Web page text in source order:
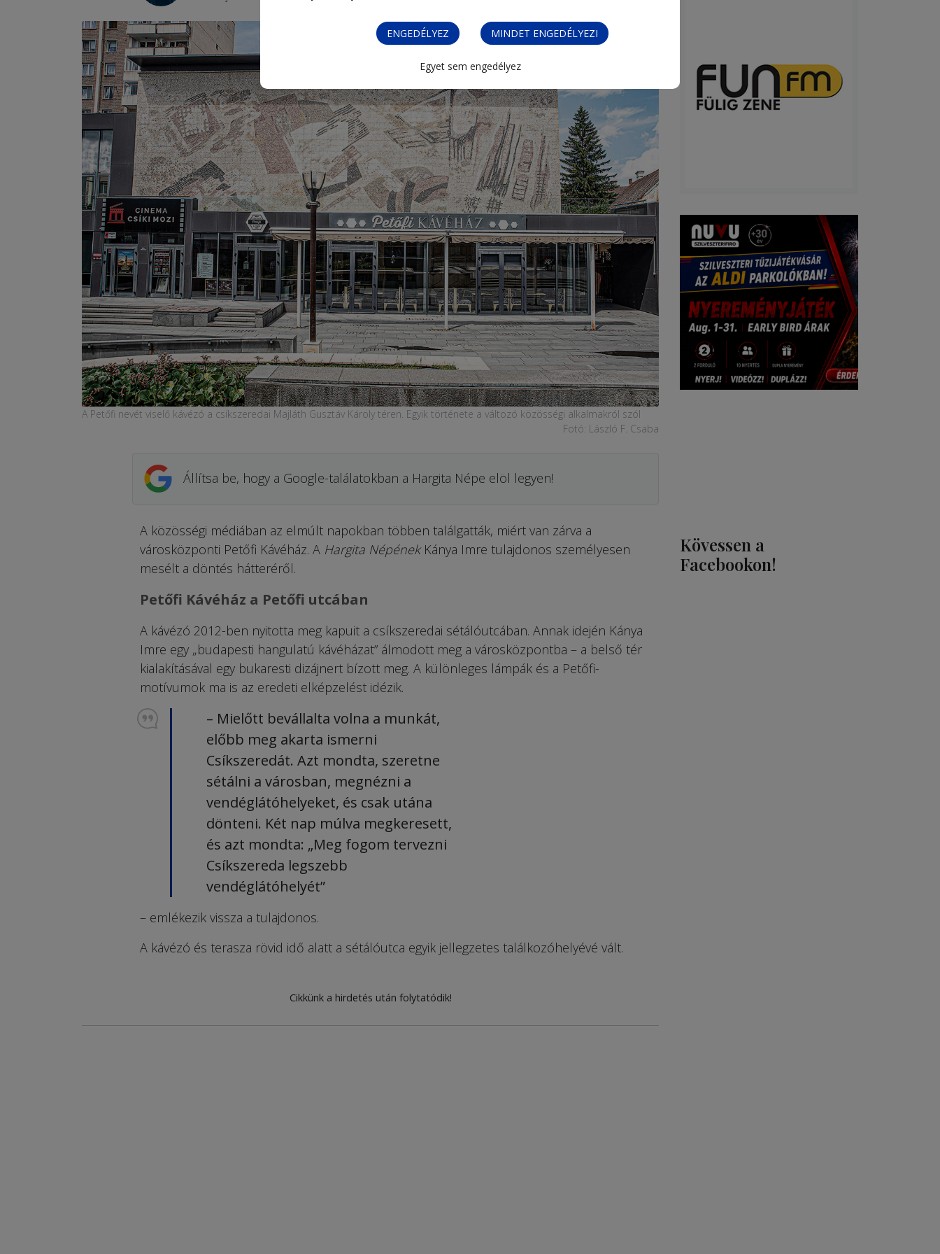
ENGEDÉLYEZ MINDET ENGEDÉLYEZI
Egyet sem engedélyez
A Petőfi nevét viselő kávézó a csíkszeredai Majláth Gusztáv Károly téren. Egyik története a változó közösségi alkalmakról szól
Fotó: László F. Csaba
Állítsa be, hogy a Google-találatokban a Hargita Népe elöl legyen!
A közösségi médiában az elmúlt napokban többen találgatták, miért van zárva a
városközponti Petőfi Kávéház. A Hargita NépénekKánya Imre tulajdonos személyesen
mesélt a döntés hátteréről.
Petőfi Kávéház a Petőfi utcában
A kávézó 2012-ben nyitotta meg kapuit a csíkszeredai sétálóutcában. Annak idején Kánya
Imre egy „budapesti hangulatú kávéházat” álmodott meg a városközpontba – a belső tér
kialakításával egy bukaresti dizájnert bízott meg. A különleges lámpák és a Petőfi-
motívumok ma is az eredeti elképzelést idézik.
– Mielőtt bevállalta volna a munkát,
előbb meg akarta ismerni
Csíkszeredát. Azt mondta, szeretne
sétálni a városban, megnézni a
vendéglátóhelyeket, és csak utána
dönteni. Két nap múlva megkeresett,
és azt mondta: „Meg fogom tervezni
Csíkszereda legszebb
vendéglátóhelyét”
– emlékezik vissza a tulajdonos.
A kávézó és terasza rövid idő alatt a sétálóutca egyik jellegzetes találkozóhelyévé vált.
Cikkünk a hirdetés után folytatódik!
Kövessen a
Facebookon!